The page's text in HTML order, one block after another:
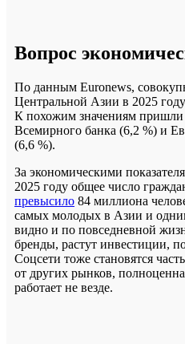
Вопрос
По данным Euronews,
Центральной Азии в 2025 году
К похожим значениям пришли
Всемирного банка (6,2 %) и
(6,6 %).
За экономическими
2025 году общее число
превысило 84 миллиона
самых молодых в Азии и
видно и по повседневной
бренды, растут инвестиции,
Соцсети тоже становятся
от других рынков,
работает не везде.